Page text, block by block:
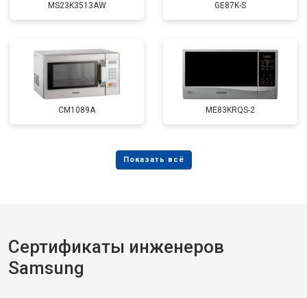
MS23K3513AW GE87K-S
CM1089A ME83KRQS-2
Сертификаты инженеров
Samsung